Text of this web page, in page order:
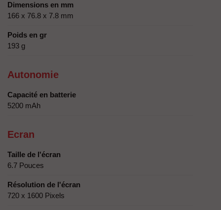
Dimensions en mm
166 x 76.8 x 7.8 mm
Poids en gr
193 g
Autonomie
Capacité en batterie
5200 mAh
Ecran
Taille de l'écran
6.7 Pouces
Résolution de l'écran
720 x 1600 Pixels